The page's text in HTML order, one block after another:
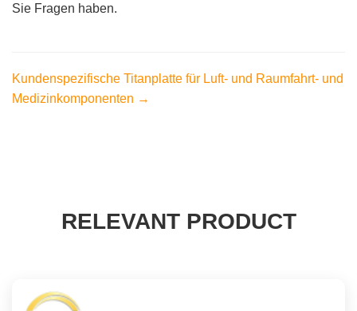
Sie Fragen haben.
Kundenspezifische Titanplatte für Luft- und Raumfahrt- und
Medizinkomponenten →
RELEVANT PRODUCT